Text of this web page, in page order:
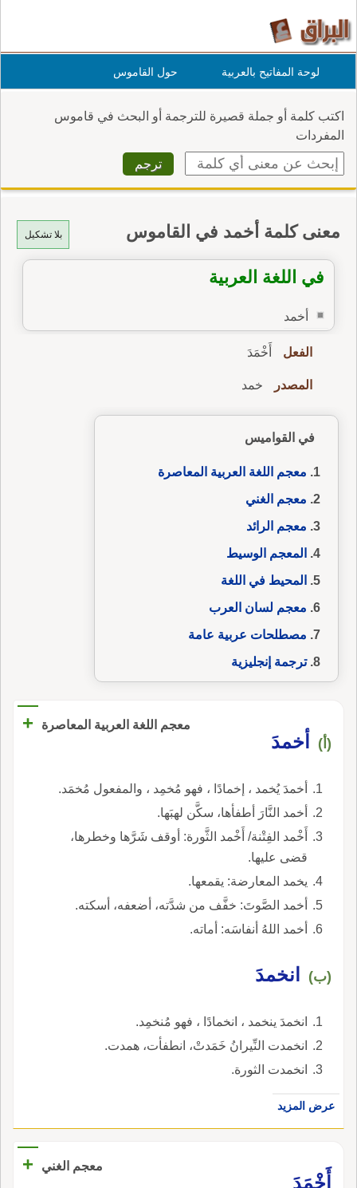
لوحة المفاتيح بالعربية حول القاموس
اكتب كلمة أو جملة قصيرة للترجمة أو البحث في قاموس
المفردات
بلا تشكيل معنى كلمة أخمد في القاموس
في اللغة العربية
أخمد
الفعل أَخْمَدَ
المصدر خمد
في القواميس
معجم اللغة العربية المعاصرة
معجم الغني
معجم الرائد
المعجم الوسيط
المحيط في اللغة
معجم لسان العرب
مصطلحات عربية عامة
ترجمة إنجليزية
معجم اللغة العربية المعاصرة +
(أ) أخمدَ
أخمدَ يُخمد ، إخمادًا ، فهو مُخمِد ، والمفعول مُخمَد.
أخمد النَّارَ أطفأها، سكَّن لهبَها.
أَخْمد الفِتْنة/ أَخْمد الثَّورة: أوقف شَرَّها وخطرها،
قضى عليها.
يخمد المعارضة: يقمعها.
أخمد الصَّوتَ: خفَّف من شدَّته، أضعفه، أسكته.
أخمد اللهُ أنفاسَه: أماته.
(ب) انخمدَ
انخمدَ ينخمد ، انخمادًا ، فهو مُنخمِد.
انخمدت النِّيرانُ خَمَدتْ، انطفأت، همدت.
انخمدت الثورة.
عرض المزيد
معجم الغني
+
أَخْمَدَ